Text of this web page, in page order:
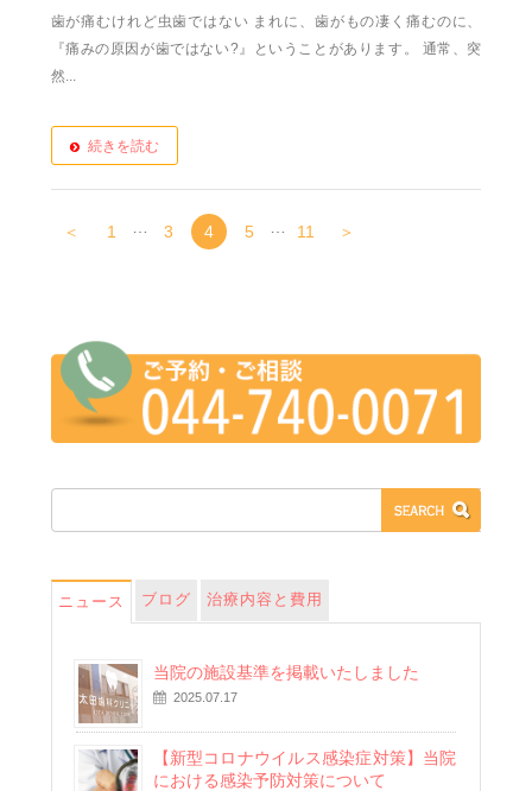
歯が痛むけれど虫歯ではない まれに、歯がもの凄く痛むのに、
『痛みの原因が歯ではない?』ということがあります。 通常、突
然...
続きを読む
＜ 1 … 3 4 5 … 11 ＞
ニュース ブログ 治療内容と費用
当院の施設基準を掲載いたしました
2025.07.17
【新型コロナウイルス感染症対策】当院
における感染予防対策について